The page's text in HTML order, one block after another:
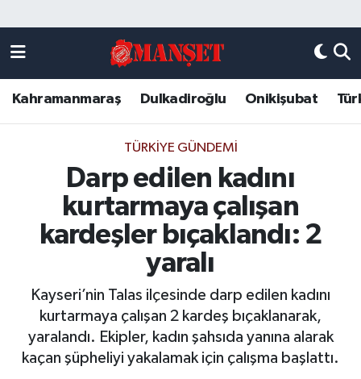
Kahramanmaraş Dulkadiroğlu Onikişubat
TÜRKIYE GÜNDEMI
Darp edilen kadını
kurtarmaya çalışan
kardeşler bıçaklandı: 2
yaralı
Kayseri’nin Talas ilçesinde darp edilen kadını
kurtarmaya çalışan 2 kardeş bıçaklanarak,
yaralandı. Ekipler, kadın şahsıda yanına alarak
kaçan şüpheliyi yakalamak için çalışma başlattı.
DULKADİROĞLU
KAHRAMANMARAŞ
ONİKİŞUBAT
ÖZEL HABER
Kahramanmaraş Nöbetçi Eczaneler
Kahramanmaraş Hava Durumu
Kahramanmaraş Trafik Yoğunluk Haritası
Süper Lig Puan Durumu ve Fikstür
Tüm Manşetler
Son Dakika Haberleri
Haber Arşivi